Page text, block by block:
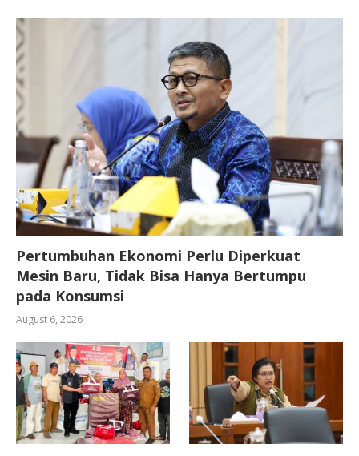
Pertumbuhan Ekonomi Perlu Diperkuat
Mesin Baru, Tidak Bisa Hanya Bertumpu
pada Konsumsi
August 6, 2026